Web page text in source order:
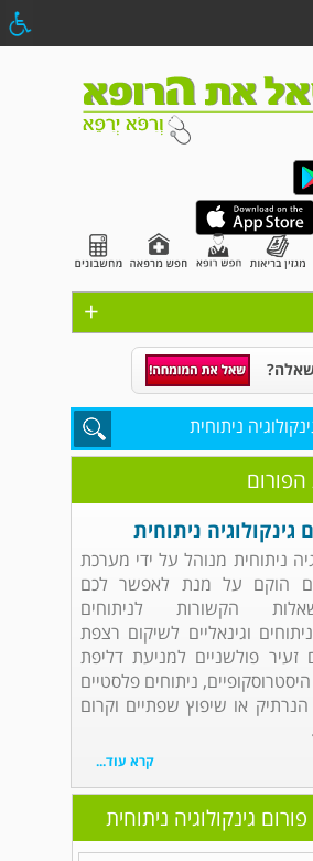
+
ניתוחית
הפורום
גינקולוגיה ניתוחית
ניתוחית מנוהל על ידי מערכת
הוקם על מנת לאפשר לכם
הקשורות לניתוחים
וגינאליים לשיקום רצפת
זעיר פולשניים למניעת דליפת
ניתוחים פלסטיים
או שיפוץ שפתיים וקרום
קרא עוד...
גינקולוגיה ניתוחית